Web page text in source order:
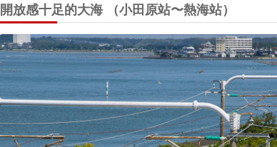
開放感十足的大海 （小田原站〜熱海站）